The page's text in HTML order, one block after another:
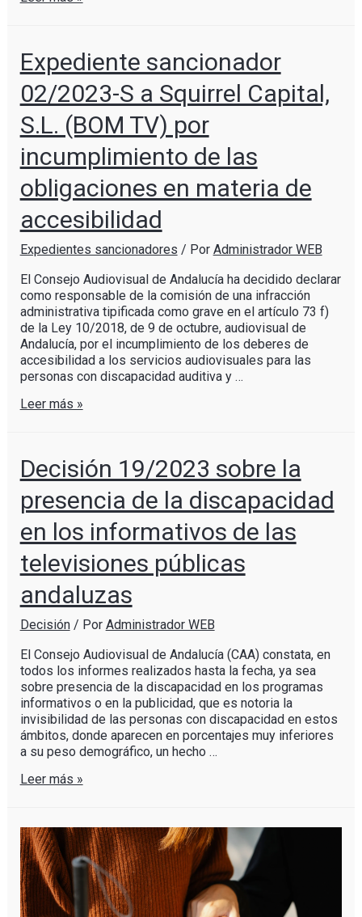
Expediente sancionador
02/2023-S a Squirrel Capital,
S.L. (BOM TV) por
incumplimiento de las
obligaciones en materia de
accesibilidad
Expedientes sancionadores / Por Administrador WEB
El Consejo Audiovisual de Andalucía ha decidido declarar
como responsable de la comisión de una infracción
administrativa tipificada como grave en el artículo 73 f)
de la Ley 10/2018, de 9 de octubre, audiovisual de
Andalucía, por el incumplimiento de los deberes de
accesibilidad a los servicios audiovisuales para las
personas con discapacidad auditiva y …
Leer más »
Decisión 19/2023 sobre la
presencia de la discapacidad
en los informativos de las
televisiones públicas
andaluzas
Decisión/ Por Administrador WEB
El Consejo Audiovisual de Andalucía (CAA) constata, en
todos los informes realizados hasta la fecha, ya sea
sobre presencia de la discapacidad en los programas
informativos o en la publicidad, que es notoria la
invisibilidad de las personas con discapacidad en estos
ámbitos, donde aparecen en porcentajes muy inferiores
a su peso demográfico, un hecho …
Leer más »